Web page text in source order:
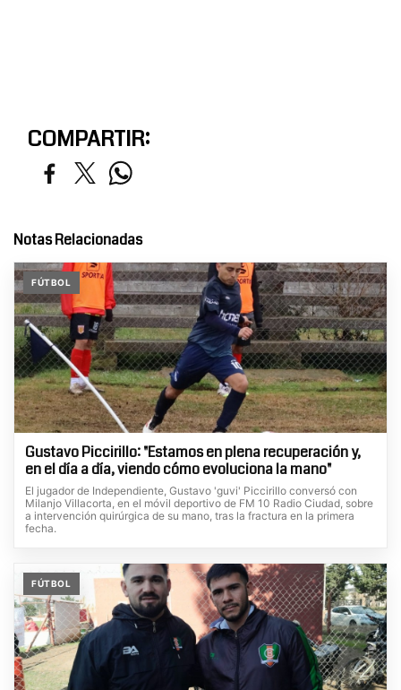
COMPARTIR:
Notas Relacionadas
FÚTBOL
Gustavo Piccirillo: "Estamos en plena recuperación y,
en el día a día, viendo cómo evoluciona la mano"
El jugador de Independiente, Gustavo 'guvi' Piccirillo conversó con
Milanjo Villacorta, en el móvil deportivo de FM 10 Radio Ciudad, sobre
a intervención quirúrgica de su mano, tras la fractura en la primera
fecha.
FÚTBOL